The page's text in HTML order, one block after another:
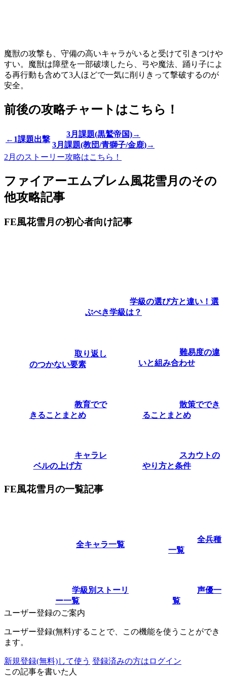
魔獣の攻撃も、守備の高いキャラがいると受けて引きつけや
すい。魔獣は障壁を一部破壊したら、弓や魔法、踊り子によ
る再行動も含めて3人ほどで一気に削りきって撃破するのが
安全。
前後の攻略チャートはこちら！
←1課題出撃
3月課題(黒鷲帝国)→
3月課題(教団/青獅子/金鹿)→
2月のストーリー攻略はこちら！
ファイアーエムブレム風花雪月のその
他攻略記事
FE風花雪月の初心者向け記事
学級の選び方と違い！選
ぶべき学級は？
取り返し
のつかない要素
難易度の違
いと組み合わせ
教育でで
きることまとめ
散策ででき
ることまとめ
キャラレ
ベルの上げ方
スカウトの
やり方と条件
FE風花雪月の一覧記事
全キャラ一覧
全兵種
一覧
学級別ストーリ
ー一覧
声優一
覧
ユーザー登録のご案内
ユーザー登録(無料)することで、この機能を使うことができ
ます。
新規登録(無料)して使う 登録済みの方はログイン
この記事を書いた人